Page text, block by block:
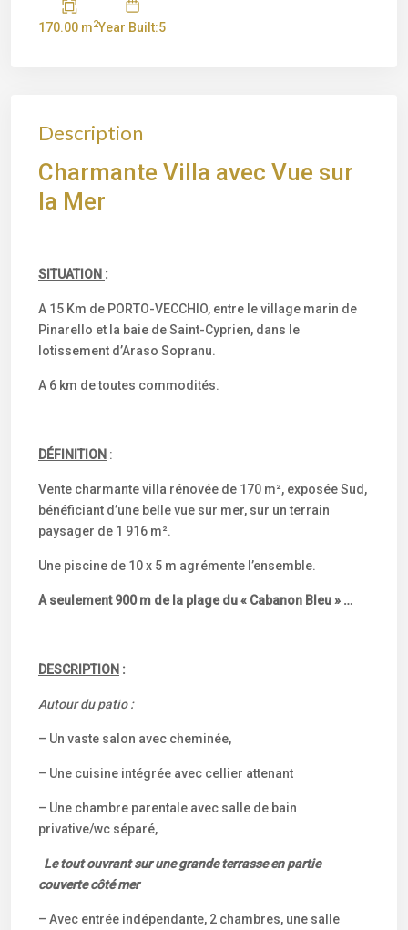
170.00 m2Year Built:5
Description
Charmante Villa avec Vue sur
la Mer
SITUATION :
A 15 Km de PORTO-VECCHIO, entre le village marin de
Pinarello et la baie de Saint-Cyprien, dans le
lotissement d’Araso Sopranu.
A 6 km de toutes commodités.
DÉFINITION :
Vente charmante villa rénovée de 170 m², exposée Sud,
bénéficiant d’une belle vue sur mer, sur un terrain
paysager de 1 916 m².
Une piscine de 10 x 5 m agrémente l’ensemble.
A seulement 900 m de la plage du « Cabanon Bleu » …
DESCRIPTION :
Autour du patio :
– Un vaste salon avec cheminée,
– Une cuisine intégrée avec cellier attenant
– Une chambre parentale avec salle de bain
privative/wc séparé,
Le tout ouvrant sur une grande terrasse en partie
couverte côté mer
– Avec entrée indépendante, 2 chambres, une salle